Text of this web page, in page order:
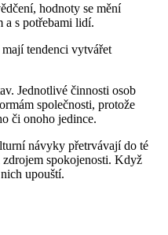
hodnoty se mění
a s potřebami lidí.
tendenci vytvářet
Jednotlivé činnosti osob
společnosti, protože
či onoho jedince.
návyky přetrvávají do té
spokojenosti. Když
upouští.